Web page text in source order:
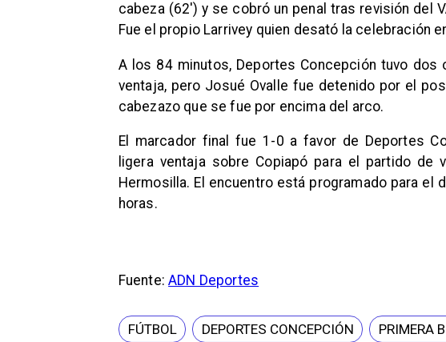
cabeza (62′) y se cobró un penal tras revisión del
Fue el propio Larrivey quien desató la celebración
A los 84 minutos, Deportes Concepción tuvo dos
ventaja, pero Josué Ovalle fue detenido por el
cabezazo que se fue por encima del arco.
El marcador final fue 1-0 a favor de Deportes
ligera ventaja sobre Copiapó para el partido de
Hermosilla. El encuentro está programado para el
horas.
Fuente:ADN Deportes
FÚTBOL DEPORTES CONCEPCIÓN PRIMERA